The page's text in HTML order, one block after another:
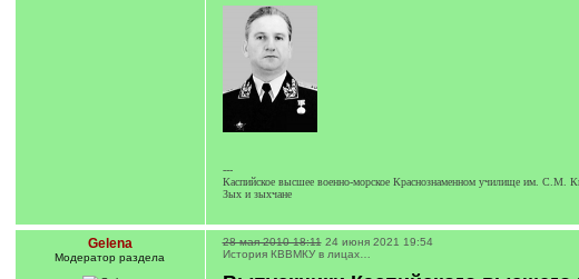
---
Каспийское высшее военно-морское Краснознаменном училище им. С.М.
Зых и зыхчане
Gelena
Модератор раздела
28 мая 2010 18:11 24 июня 2021 19:54
История КВВМКУ в лицах…